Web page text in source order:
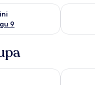
9
malam ini Agu 8 -
Periksa
Hotel